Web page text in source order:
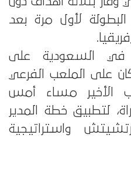
لأول مرة بعد
في السعودية على
كان على الملعب الفرعي
الأخير مساء أمس
لتطبيق خطة المدير
واستراتيجية